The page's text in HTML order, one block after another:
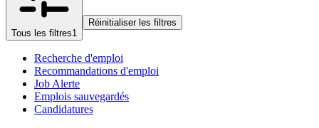
Tous les filtres1
Réinitialiser les filtres
Recherche d'emploi
Recommandations d'emploi
Job Alerte
Emplois sauvegardés
Candidatures